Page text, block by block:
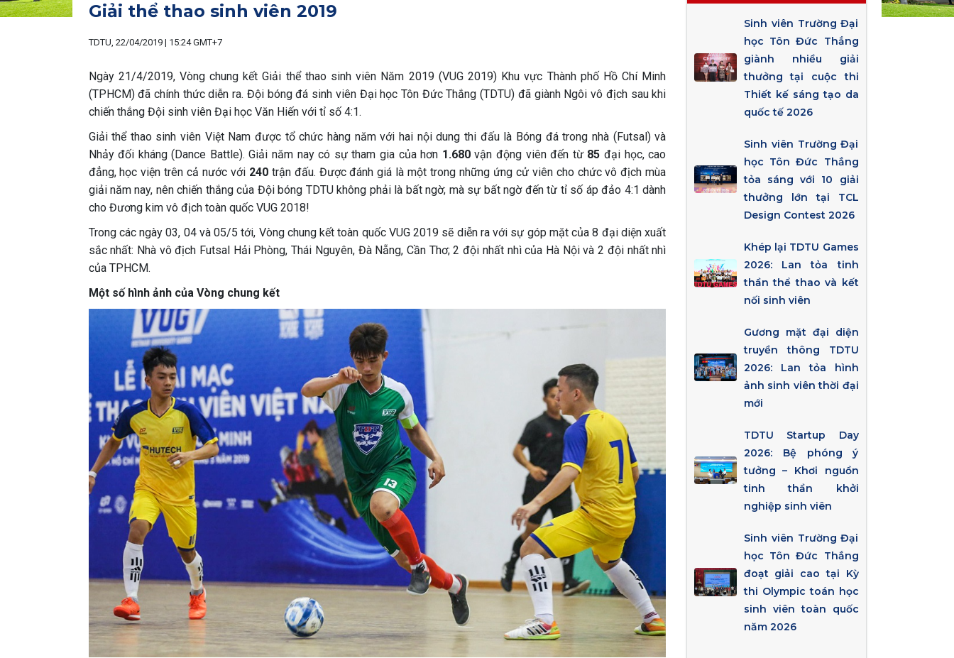
Giải thể thao sinh viên 2019
TDTU, 22/04/2019 | 15:24 GMT+7
Ngày 21/4/2019, Vòng chung kết Giải thể thao sinh viên Năm 2019 (VUG 2019) Khu vực Thành phố Hồ Chí Minh
(TPHCM) đã chính thức diễn ra. Đội bóng đá sinh viên Đại học Tôn Đức Thắng (TDTU) đã giành Ngôi vô địch sau khi
chiến thắng Đội sinh viên Đại học Văn Hiến với tỉ số 4:1.
Giải thể thao sinh viên Việt Nam được tổ chức hàng năm với hai nội dung thi đấu là Bóng đá trong nhà (Futsal) và
Nhảy đối kháng (Dance Battle). Giải năm nay có sự tham gia của hơn 1.680vận động viên đến từ 85 đại học, cao
đẳng, học viện trên cả nước với 240trận đấu. Được đánh giá là một trong những ứng cử viên cho chức vô địch mùa
giải năm nay, nên chiến thắng của Đội bóng TDTU không phải là bất ngờ; mà sự bất ngờ đến từ tỉ số áp đảo 4:1 dành
cho Đương kim vô địch toàn quốc VUG 2018!
Trong các ngày 03, 04 và 05/5 tới, Vòng chung kết toàn quốc VUG 2019 sẽ diễn ra với sự góp mặt của 8 đại diện xuất
sắc nhất: Nhà vô địch Futsal Hải Phòng, Thái Nguyên, Đà Nẵng, Cần Thơ; 2 đội nhất nhì của Hà Nội và 2 đội nhất nhì
của TPHCM.
Một số hình ảnh của Vòng chung kết
Sinh viên Trường Đại
học Tôn Đức Thắng
giành nhiều giải
thưởng tại cuộc thi
Thiết kế sáng tạo da
quốc tế 2026
Sinh viên Trường Đại
học Tôn Đức Thắng
tỏa sáng với 10 giải
thưởng lớn tại TCL
Design Contest 2026
Khép lại TDTU Games
2026: Lan tỏa tinh
thần thể thao và kết
nối sinh viên
Gương mặt đại diện
truyền thông TDTU
2026: Lan tỏa hình
ảnh sinh viên thời đại
mới
TDTU Startup Day
2026: Bệ phóng ý
tưởng – Khơi nguồn
tinh thần khởi
nghiệp sinh viên
Sinh viên Trường Đại
học Tôn Đức Thắng
đoạt giải cao tại Kỳ
thi Olympic toán học
sinh viên toàn quốc
năm 2026